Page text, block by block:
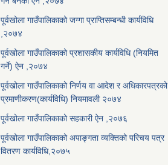
पूर्वखोला गाउँपालिकाको जग्गा प्राप्तिसम्बन्धी कार्यविधि
,२०७४
पूर्वखोला गाउँपालिकाको प्रशासकीय कार्यविधि (नियमित
गर्ने) ऐन ,२०७४
पूर्वखोला गाउँपालिकाको निर्णय वा आदेश र अधिकारपत्रको
प्रमाणीकरण(कार्यविधि) नियमावली २०७४
पूर्वखोला गाउँपालिकाको सहकारी ऐन ,२०७६
पूर्वखोला गाउँपालिकाको अपाङ्गता व्यक्तिको परिचय पत्र
वितरण कार्यविधि,२०७५